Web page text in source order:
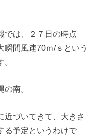
では、２７日の時点
瞬間風速70ｍ/ｓという
南。
近づいてきて、大きさ
る予定というわけで